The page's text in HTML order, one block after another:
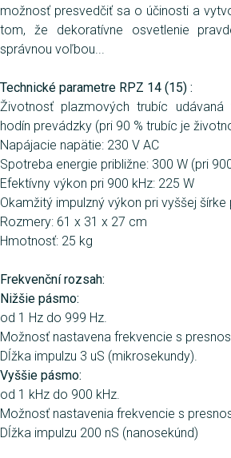
možnosť presvedčiť sa o účinosti a
tom, že dekoratívne osvetlenie
správnou voľbou...
Technické parametre RPZ 14 (15) :
Životnosť plazmových trubíc
hodín prevádzky (pri 90 % trubíc je
Napájacie napätie: 230 V AC
Spotreba energie približne: 300 W (pri
Efektívny výkon pri 900 kHz: 225 W
Okamžitý impulzný výkon pri vyššej šírke
Rozmery: 61 x 31 x 27 cm
Hmotnosť: 25 kg
Frekvenční rozsah:
Nižšie pásmo:
od 1 Hz do 999 Hz.
Možnosť nastavena frekvencie s
Dĺžka impulzu 3 uS (mikrosekundy).
Vyššie pásmo:
od 1 kHz do 900 kHz.
Možnosť nastavenia frekvencie s
Dĺžka impulzu 200 nS (nanosekúnd)